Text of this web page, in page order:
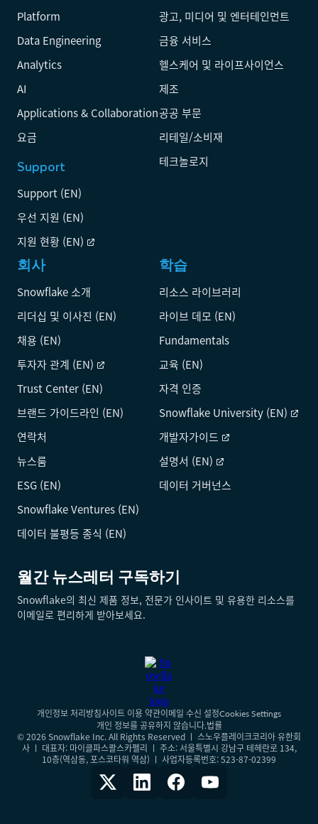
월간 뉴스레터 구독하기
Snowflake의 최신 제품 정보, 전문가 인사이트 및 유용한 리소스를
이메일로 편리하게 받아보세요.
Platform
Data Engineering
Analytics
AI
Applications & Collaboration
요금
Support
Support (EN)
우선 지원 (EN)
지원 현황 (EN)
광고, 미디어 및 엔터테인먼트
금융 서비스
헬스케어 및 라이프사이언스
제조
공공 부문
리테일/소비재
테크놀로지
회사
Snowflake 소개
리더십 및 이사진 (EN)
채용 (EN)
투자자 관계 (EN)
Trust Center (EN)
브랜드 가이드라인 (EN)
연락처
뉴스룸
ESG (EN)
Snowflake Ventures (EN)
데이터 불평등 종식 (EN)
학습
리소스 라이브러리
라이브 데모 (EN)
Fundamentals
교육 (EN)
자격 인증
Snowflake University (EN)
개발자가이드
설명서 (EN)
데이터 거버넌스
개인정보 처리방침사이트 이용 약관이메일 수신 설정Cookies Settings
개인 정보를 공유하지 않습니다.법률
© 2026 Snowflake Inc. All Rights Reserved ㅣ 스노우플레이크코리아 유한회
사 ㅣ 대표자: 마이클파스콸스카펠리 ㅣ 주소: 서울특별시 강남구 테헤란로 134,
10층(역삼동, 포스코타워 역삼) ㅣ 사업자등록번호: 523-87-02399